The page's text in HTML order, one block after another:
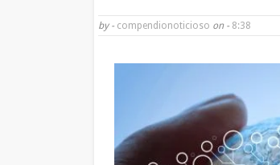
by - compendionoticioso on - 8:38